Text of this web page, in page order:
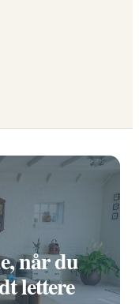
når du
lettere